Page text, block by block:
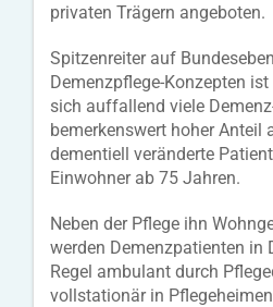
privaten Trägern angeboten.
Spitzenreiter auf
Demenzpflege-Konzepten
sich auffallend viele
bemerkenswert hoher Anteil
dementiell veränderte
Einwohner ab 75 Jahren.
Neben der Pflege ihn
werden Demenzpatienten in
Regel ambulant durch
vollstationär in